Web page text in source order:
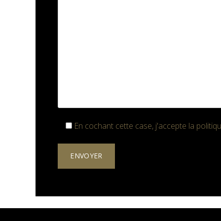
En cochant cette case, j'accepte la